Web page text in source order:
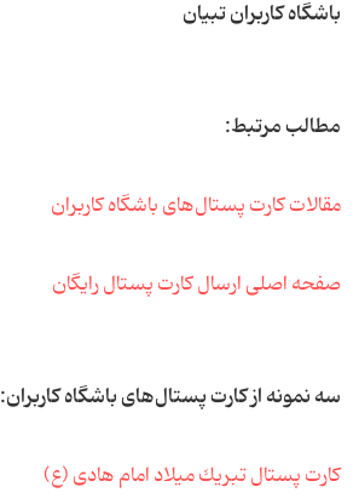
باشگاه کاربران تبیان
مطالب مرتبط:
مقالات كارت پستال‌های باشگاه كاربران
صفحه اصلی ارسال كارت پستال رایگان
سه نمونه از كارت پستال‌های باشگاه كاربران:
كارت پستال تبریك میلاد امام هادی (ع)